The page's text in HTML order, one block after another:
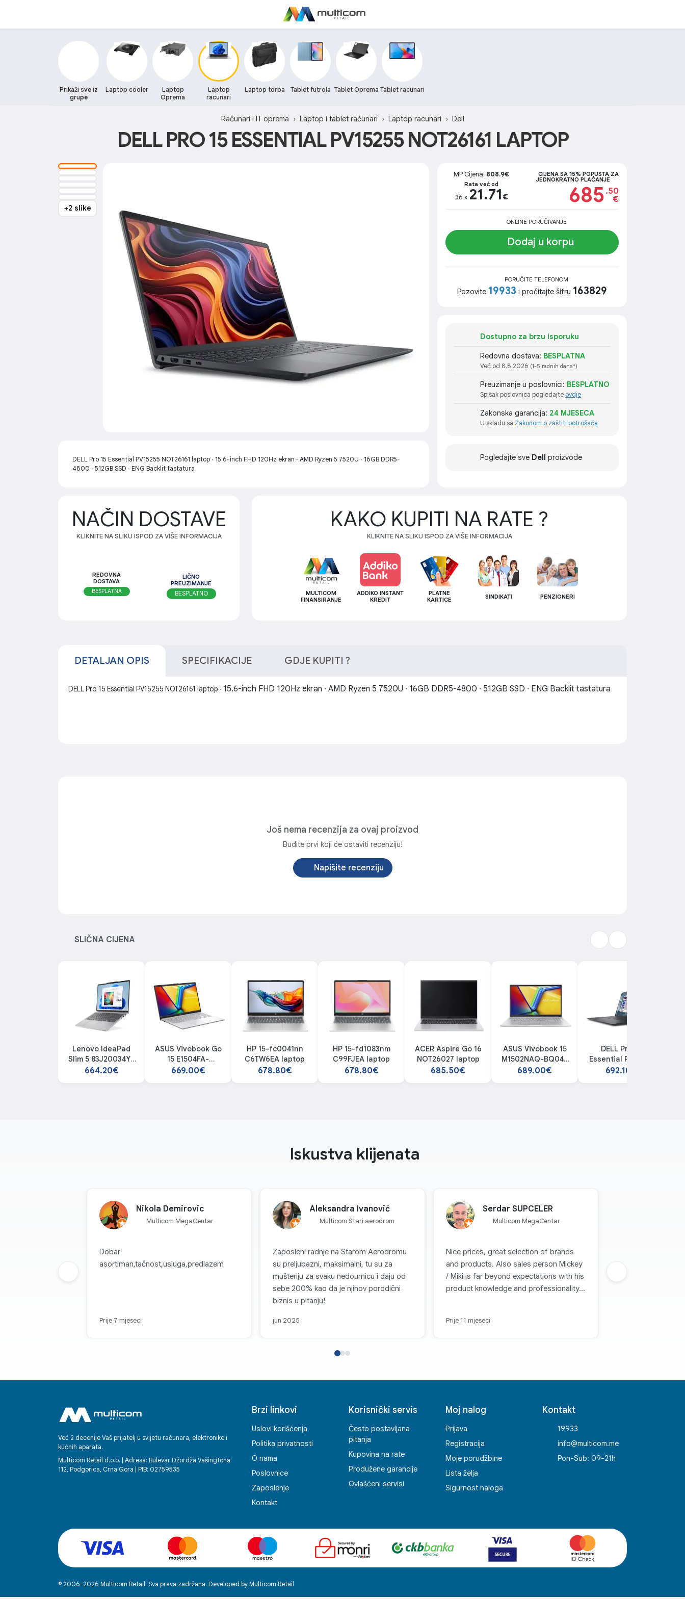
Prikaži sve iz
grupe
Laptop cooler
Laptop
Oprema
Laptop
racunari
Laptop torba Tablet futrola Tablet Oprema Tablet racunari
Računari i IT oprema Laptop i tablet računari Laptop racunari Dell
DELL PRO 15 ESSENTIAL PV15255 NOT26161 LAPTOP
+2 slike
DELL Pro 15 Essential PV15255 NOT26161 laptop ∙ 15.6-inch FHD 120Hz ekran ∙ AMD Ryzen 5 7520U ∙ 16GB DDR5-
4800 ∙ 512GB SSD ∙ ENG Backlit tastatura
MP Cijena: 808.9€
Rata već od
36 x 21.71 €
CIJENA SA 15% POPUSTA ZA
JEDNOKRATNO PLAĆANJE
685 .50
€
ONLINE PORUČIVANJE
Dodaj u korpu
PORUČITE TELEFONOM
Pozovite 19933 i pročitajte šifru 163829
Dostupno za brzu isporuku
Redovna dostava: BESPLATNA
Već od 8.8.2026 (1-5 radnih dana*)
Preuzimanje u poslovnici: BESPLATNO
Spisak poslovnica pogledajte ovdje
Zakonska garancija: 24 MJESECA
U skladu sa Zakonom o zaštiti potrošača
Pogledajte sve Dell proizvode
NAČIN DOSTAVE
KLIKNITE NA SLIKU ISPOD ZA VIŠE INFORMACIJA
REDOVNA
DOSTAVA
BESPLATNA
LIČNO
PREUZIMANJE
BESPLATNO
KAKO KUPITI NA RATE ?
KLIKNITE NA SLIKU ISPOD ZA VIŠE INFORMACIJA
MULTICOM
FINANSIRANJE
ADDIKO INSTANT
KREDIT
PLATNE
KARTICE
SINDIKATI PENZIONERI
DETALJAN OPIS SPECIFIKACIJE GDJE KUPITI ?
DELL Pro 15 Essential PV15255 NOT26161 laptop ∙ 15.6-inch FHD 120Hz ekran ∙ AMD Ryzen 5 7520U ∙ 16GB DDR5-4800 ∙ 512GB SSD ∙ ENG Backlit tastatura
Još nema recenzija za ovaj proizvod
Budite prvi koji će ostaviti recenziju!
Napišite recenziju
SLIČNA CIJENA
Lenovo IdeaPad
Slim 5 83J20034YA
laptop
664.20€
ASUS Vivobook Go
15 E1504FA-
QB1864W laptop
669.00€
HP 15-fc0041nn
C6TW6EA laptop
678.80€
HP 15-fd1083nm
C99FJEA laptop
678.80€
ACER Aspire Go 16
NOT26027 laptop
685.50€
ASUS Vivobook 15
M1502NAQ-BQ049
laptop
689.00€
DELL Pro 15
Essential PV15250
NOT26126 laptop
692.10€
Iskustva klijenata
Nikola Demirovic
Multicom MegaCentar
Dobar
asortiman,tačnost,usluga,predlazem
Prije 7 mjeseci
Aleksandra Ivanović
Multicom Stari aerodrom
Zaposleni radnje na Starom Aerodromu
su preljubazni, maksimalni, tu su za
mušteriju za svaku nedoumicu i daju od
sebe 200% kao da je njihov porodični
biznis u pitanju!
jun 2025
Serdar SUPCELER
Multicom MegaCentar
Nice prices, great selection of brands
and products. Also sales person Mickey
/ Miki is far beyond expectations with his
product knowledge and professionality...
Prije 11 mjeseci
Već 2 decenije Vaš prijatelj u svijetu računara, elektronike i
kućnih aparata.
Multicom Retail d.o.o. | Adresa: Bulevar Džordža Vašingtona
112, Podgorica, Crna Gora | PIB: 02759535
Brzi linkovi
Uslovi korišćenja
Politika privatnosti
O nama
Poslovnice
Zaposlenje
Kontakt
Korisnički servis
Često postavljana
pitanja
Kupovina na rate
Produžene garancije
Ovlašćeni servisi
Moj nalog
Prijava
Registracija
Moje porudžbine
Lista želja
Sigurnost naloga
Kontakt
19933
info@multicom.me
Pon-Sub: 09-21h
© 2006-2026 Multicom Retail. Sva prava zadržana. Developed by Multicom Retail